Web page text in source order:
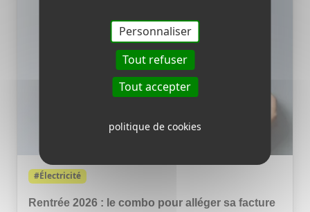
#Électricité
Rentrée 2026 : le combo pour alléger sa facture
Personnaliser
Tout refuser
Tout accepter
politique de cookies